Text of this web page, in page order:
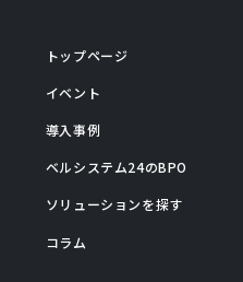
トップページ
イベント
導入事例
ベルシステム24のBPO
ソリューションを探す
コラム